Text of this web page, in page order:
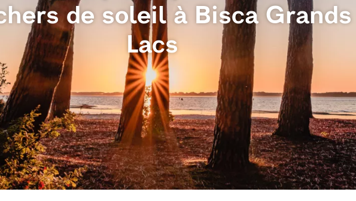
de soleil à Bisca Grands
Lacs